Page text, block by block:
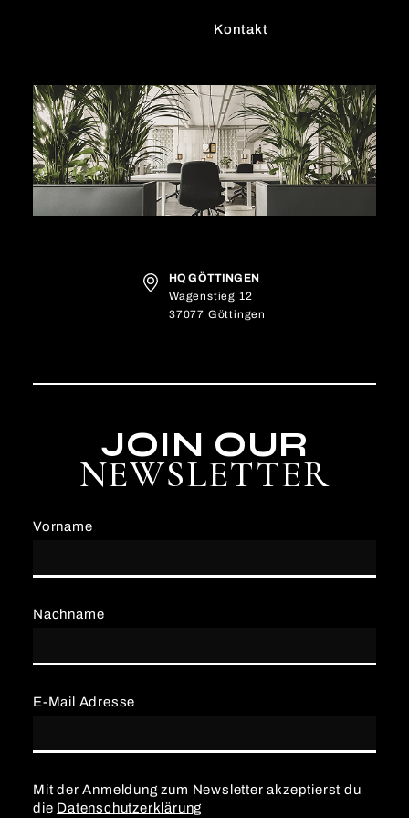
Kontakt
HQ GÖTTINGEN
Wagenstieg 12
37077 Göttingen
JOIN OUR
NEWSLETTER
Vorname
E-Mail Adresse
Nachname
Mit der Anmeldung zum Newsletter akzeptierst du
die Datenschutzerklärung